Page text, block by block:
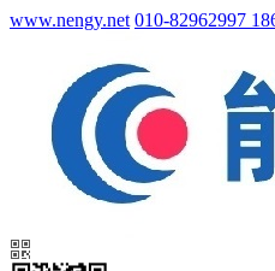
www.nengy.net 010-82962997